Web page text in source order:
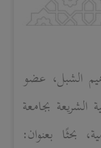
الشبل، عضو
بجامعة
بحثًا بعنوان: